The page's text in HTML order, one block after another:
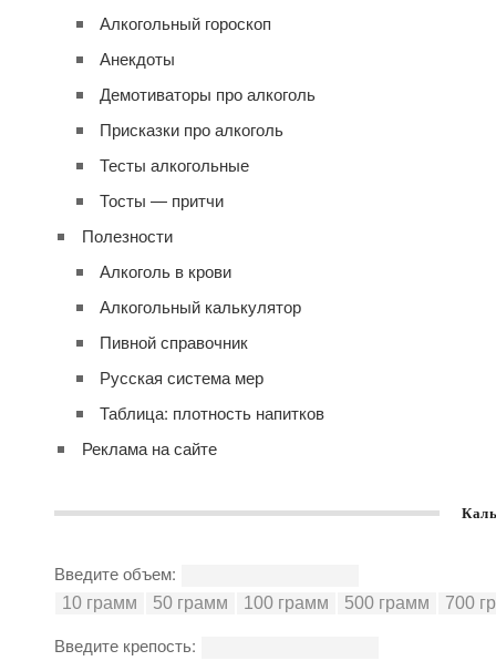
Алкогольный гороскоп
Анекдоты
Демотиваторы про алкоголь
Присказки про алкоголь
Тесты алкогольные
Тосты — притчи
Полезности
Алкоголь в крови
Алкогольный калькулятор
Пивной справочник
Русская система мер
Таблица: плотность напитков
Реклама на сайте
Введите объем:
Введите крепость: